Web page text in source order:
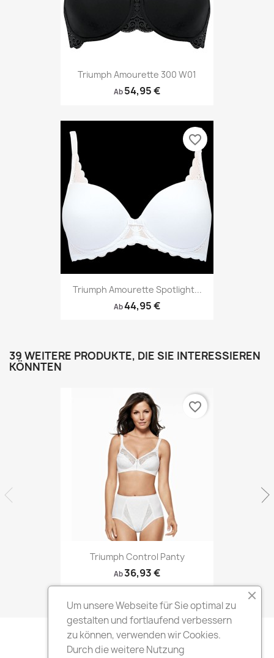
Triumph Amourette 300 W01
Ab 54,95 €
Triumph Amourette Spotlight...
Ab44,95 €
favorite_border
39 WEITERE PRODUKTE, DIE SIE INTERESSIEREN
KÖNNTEN
Triumph Control Panty
Ab36,93 €
favorite_border
Um unsere Webseite für Sie optimal zu
gestalten und fortlaufend verbessern
zu können, verwenden wir Cookies.
Durch die weitere Nutzung